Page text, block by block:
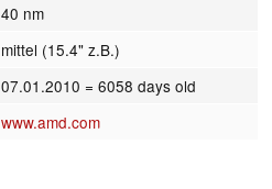
40 nm
mittel (15.4" z.B.)
07.01.2010 = 6058 days old
www.amd.com